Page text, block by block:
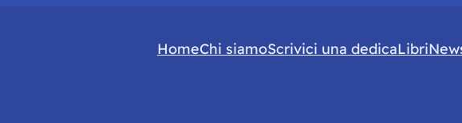
HomeChi siamoScrivici una dedicaLibri